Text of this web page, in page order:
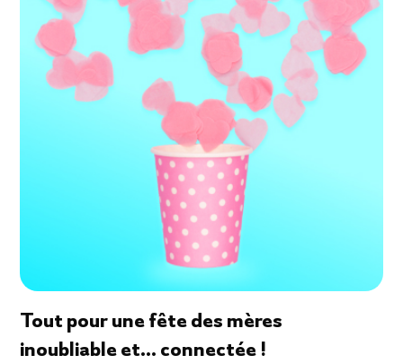
Tout pour une fête des mères
inoubliable et… connectée !